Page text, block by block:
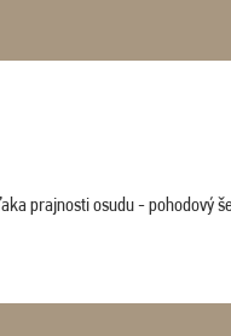
prajnosti osudu - pohodový